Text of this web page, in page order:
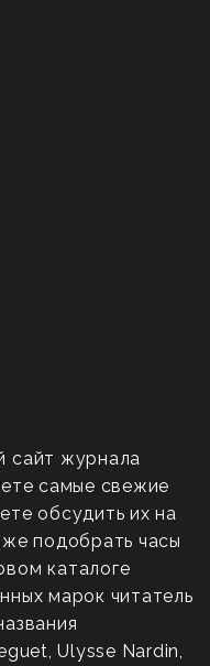
сайт журнала
самые свежие
обсудить их на
подобрать часы
каталоге
марок читатель
Ulysse Nardin,